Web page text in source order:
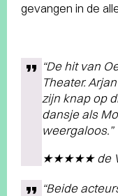
gevangen in de
“De hit van
Theater.
zijn knap op
dansje als
weergaloos.”
★★★★★ de
“Beide